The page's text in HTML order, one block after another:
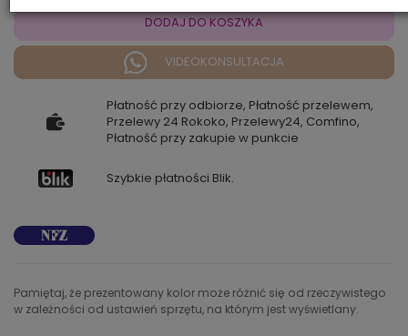
DODAJ DO KOSZYKA
VIDEOKONSULTACJA
Płatność przy odbiorze, Płatność przelewem,
Przelewy 24 Rokoko, Przelewy24, Comfino,
Płatność przy zakupie w punkcie
Szybkie płatności Blik.
Pamiętaj, że prezentowany kolor może różnić się od rzeczywistego
w zależności od ustawień sprzętu, na którym jest wyświetlany.